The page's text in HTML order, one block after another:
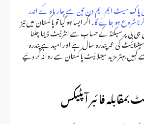
پاک سیٹ ایم ایم ون تین سے چار ماہ کے اندر
شروع ہو جائے گا. اگر ایسا ہو گیا تو پاکستان میں تیز
بی پر سیکنڈ کے حساب سے انٹرنیٹ ڈیٹا چلنا
کی عمر پندرہ سال ہے اور امید ہے پندرہ
بہتر مزید سیٹلائیٹ پاکستان سے روانہ کر دئیے
بمقابلہ فائبر آپٹیکس